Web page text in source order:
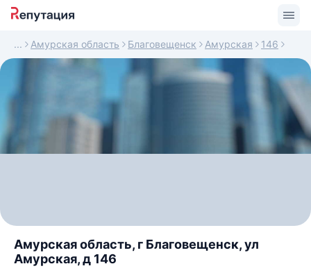
Амурская область Благовещенск Амурская 146
Амурская область, г Благовещенск, ул
Амурская, д 146